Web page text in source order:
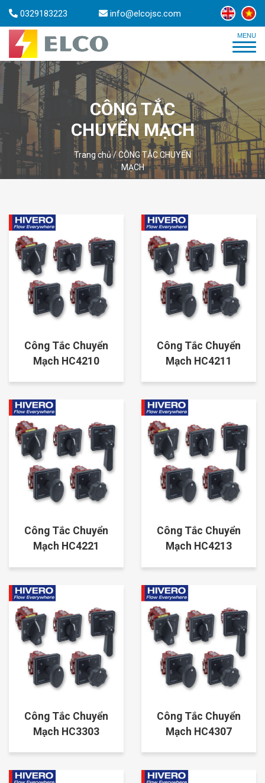
0329183223 info@elcojsc.com
CÔNG TẮC
CHUYỂN MẠCH
Trang chủ/CÔNG TẮC CHUYỂN
MẠCH
Công Tắc Chuyển
Mạch HC4210
Công Tắc Chuyển
Mạch HC4211
Công Tắc Chuyển
Mạch HC4221
Công Tắc Chuyển
Mạch HC4213
Công Tắc Chuyển
Mạch HC3303
Công Tắc Chuyển
Mạch HC4307